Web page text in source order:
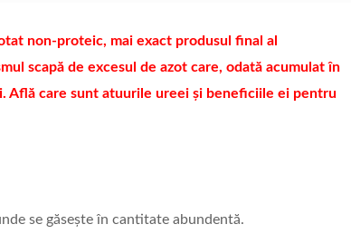
non-proteic, mai exact produsul final al
scapă de excesul de azot care, odată acumulat în
Află care sunt atuurile ureei și beneficiile ei pentru
se găsește în cantitate abundentă.